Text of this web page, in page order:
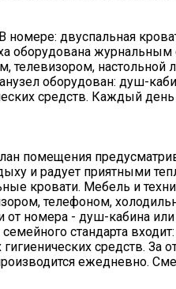
двуспальная
оборудована
телевизором,
оборудован: душ-
средств. Каждый
помещения
и радует приятными
кровати. Мебель и
телефоном,
номера - душ-кабина или
стандарта
средств. За
ежедневно.